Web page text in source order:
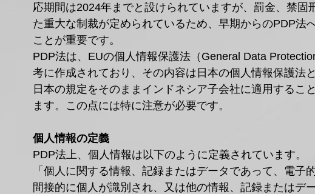
応期間は2024年までと設けられていますが、罰金、禁固
た重大な制裁が定められているため、早期からのPDP法
ことが重要です。
PDP法は、EUの個人情報保護法（General Data
考に作成されており、その内容は日本の個人情報保護法
日本の規定をそのままインドネシア子会社に適用するこ
ます。この点には特に注意が必要です。
個人情報の定義
PDP法上、個人情報は以下のように定義されています。
「個人に関する情報、記録またはデータであって、電子
間接的に個人が識別され、又は他の情報、記録またはデ